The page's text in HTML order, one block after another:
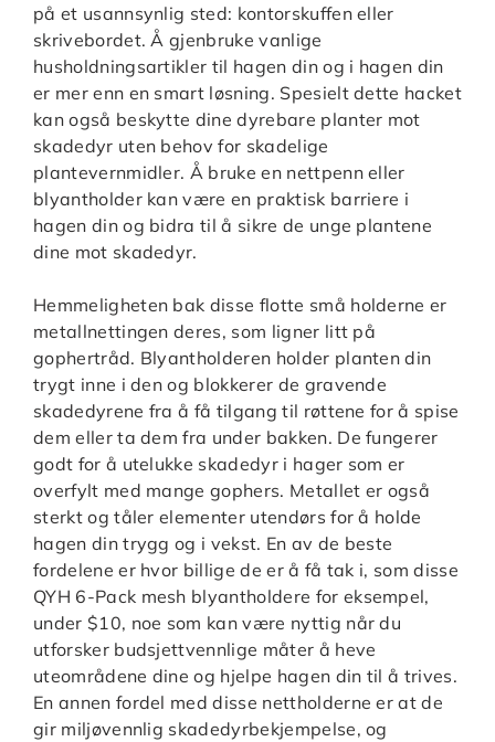
på et usannsynlig sted: kontorskuffen eller
skrivebordet. Å gjenbruke vanlige
husholdningsartikler til hagen din og i hagen din
er mer enn en smart løsning. Spesielt dette hacket
kan også beskytte dine dyrebare planter mot
skadedyr uten behov for skadelige
plantevernmidler. Å bruke en nettpenn eller
blyantholder kan være en praktisk barriere i
hagen din og bidra til å sikre de unge plantene
dine mot skadedyr.
Hemmeligheten bak disse flotte små holderne er
metallnettingen deres, som ligner litt på
gophertråd. Blyantholderen holder planten din
trygt inne i den og blokkerer de gravende
skadedyrene fra å få tilgang til røttene for å spise
dem eller ta dem fra under bakken. De fungerer
godt for å utelukke skadedyr i hager som er
overfylt med mange gophers. Metallet er også
sterkt og tåler elementer utendørs for å holde
hagen din trygg og i vekst. En av de beste
fordelene er hvor billige de er å få tak i, som disse
QYH 6-Pack mesh blyantholdere for eksempel,
under $10, noe som kan være nyttig når du
utforsker budsjettvennlige måter å heve
uteområdene dine og hjelpe hagen din til å trives.
En annen fordel med disse nettholderne er at de
gir miljøvennlig skadedyrbekjempelse, og